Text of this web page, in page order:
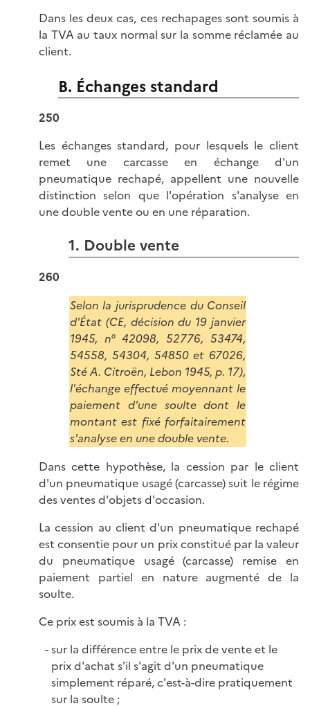
Dans les deux cas, ces rechapages sont soumis à
la TVA au taux normal sur la somme réclamée au
client.
B. Échanges standard
250
Les échanges standard, pour lesquels le client
remet une carcasse en échange d'un
pneumatique rechapé, appellent une nouvelle
distinction selon que l'opération s'analyse en
une double vente ou en une réparation.
1. Double vente
260
Selon la jurisprudence du Conseil
d'État (CE, décision du 19 janvier
1945, n° 42098, 52776, 53474,
54558, 54304, 54850 et 67026,
Sté A. Citroën, Lebon 1945, p. 17),
l'échange effectué moyennant le
paiement d'une soulte dont le
montant est fixé forfaitairement
s'analyse en une double vente.
Dans cette hypothèse, la cession par le client
d'un pneumatique usagé (carcasse) suit le régime
des ventes d'objets d'occasion.
La cession au client d'un pneumatique rechapé
est consentie pour un prix constitué par la valeur
du pneumatique usagé (carcasse) remise en
paiement partiel en nature augmenté de la
soulte.
Ce prix est soumis à la TVA :
sur la différence entre le prix de vente et le
prix d'achat s'il s'agit d'un pneumatique
simplement réparé, c'est-à-dire pratiquement
sur la soulte ;